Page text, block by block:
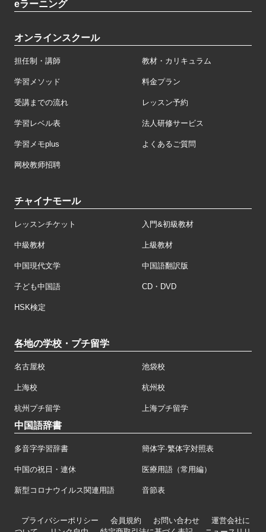
eラーニング
オンラインスクール
担任制・講師 教材・カリキュラム
学習メソッド 料金プラン
受講までの流れ レッスン予約
学習レベル表 法人研修サービス
学習メモplus よくあるご質問
网校教师招聘
チャイナモール
レッスンチケット 入門&初級教材
中級教材 上級教材
中国現代文学 中国語翻訳版
子ども中国語 CD・DVD
HSK検定
各地の学校・プチ留学
名古屋校 池袋校
上海校 杭州校
杭州プチ留学 上海プチ留学
中国語辞書
多音字学習辞書 簡体字·繁体字対照表
中国の祝日・連休 医療用語（常用編）
新型コロナウイルス関連用語 音節表
プライバシーポリシー 会員規約 お問い合わせ
運営会社に